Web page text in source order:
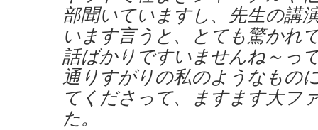
部聞いていますし、先生の講
います言うと、とても驚かれ
話ばかりですいませんね～っ
通りすがりの私のようなもの
てくださって、ますます大フ
た。